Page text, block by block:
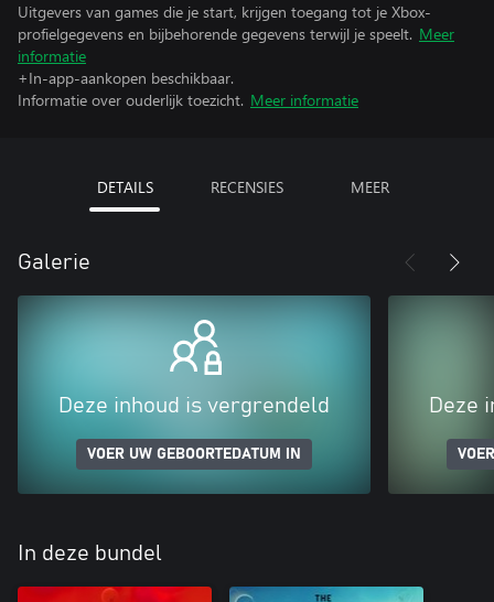
Uitgevers van games die je start, krijgen toegang tot je Xbox-
profielgegevens en bijbehorende gegevens terwijl je speelt. Meer
informatie
+In-app-aankopen beschikbaar.
Informatie over ouderlijk toezicht. Meer informatie
DETAILS RECENSIES MEER
Galerie
Deze inhoud is vergrendeld
VOER UW GEBOORTEDATUM IN
Deze
In deze bundel